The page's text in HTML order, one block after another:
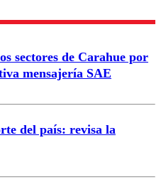
sectores de Carahue por
mensajería SAE
del país: revisa la